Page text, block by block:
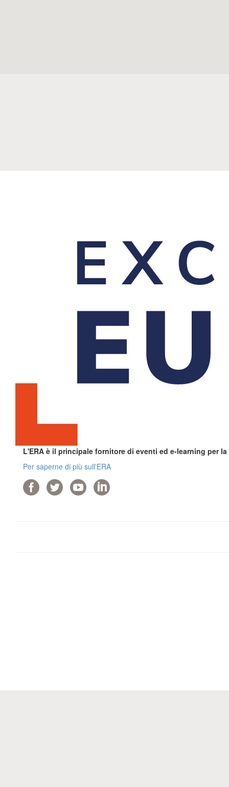
L'ERA è il principale fornitore di eventi ed e-learning per
Per saperne di più sull'ERA